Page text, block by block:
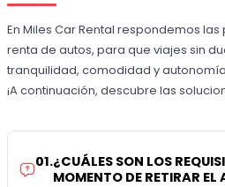
En Miles Car Rental respondemos
renta de autos, para que viajes sin
tranquilidad, comodidad y
¡A continuación, descubre las
01.¿CUÁLES SON LOS
MOMENTO DE RETIRAR EL